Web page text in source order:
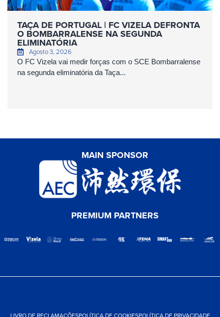
TAÇA DE PORTUGAL | FC VIZELA DEFRONTA
O BOMBARRALENSE NA SEGUNDA
ELIMINATÓRIA
Agosto 3, 2026
O FC Vizela vai medir forças com o SCE Bombarralense
na segunda eliminatória da Taça...
MAIN SPONSOR
PREMIUM PARTNERS
LIVRO DE RECLAMAÇÕESPOLÍTICA DE COOKIESPOLÍTICA DE PRIVACIDADE